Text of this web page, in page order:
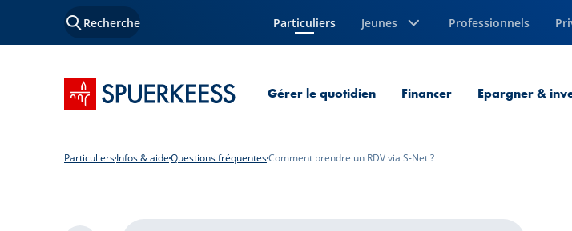
Recherche Particuliers
Page courante Jeunes Professionnels
Accueil SPUERKEESS Gérer le quotidien Financer Epargner &
ParticuliersInfos & aideQuestions fréquentesComment prendre un RDV via S-Net ?